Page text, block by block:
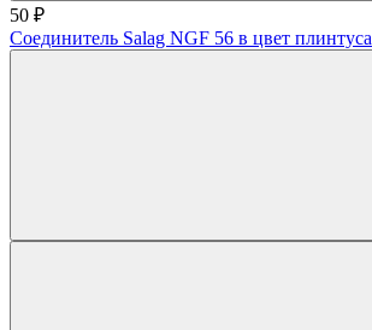
50 ₽
Соединитель Salag NGF 56 в цвет плинтуса